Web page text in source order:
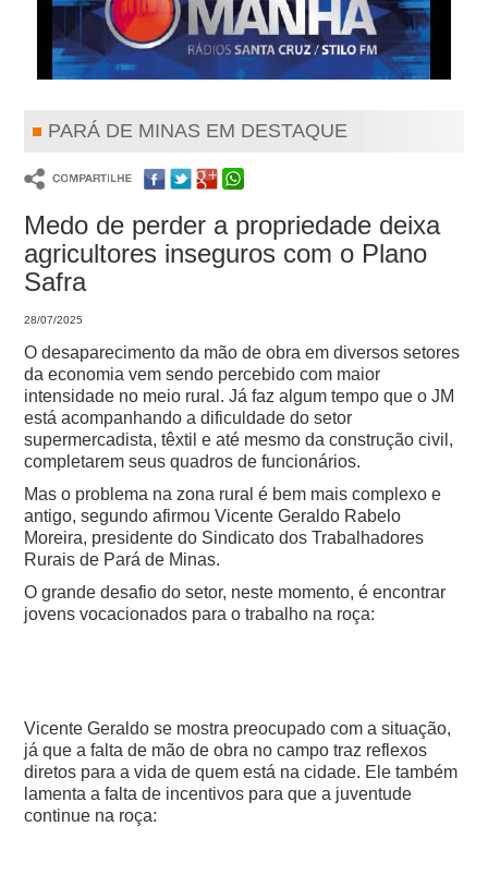
PARÁ DE MINAS EM DESTAQUE
Medo de perder a propriedade deixa
agricultores inseguros com o Plano
Safra
28/07/2025
O desaparecimento da mão de obra em diversos setores
da economia vem sendo percebido com maior
intensidade no meio rural.Já faz algum tempo que o JM
está acompanhando a dificuldade do setor
supermercadista, têxtil e até mesmo da construção civil,
completarem seus quadros de funcionários.
Mas o problema na zona rural é bem mais complexo e
antigo, segundo afirmou Vicente Geraldo Rabelo
Moreira, presidente do Sindicato dos Trabalhadores
Rurais de Pará de Minas.
O grande desafio do setor, neste momento, é encontrar
jovens vocacionados para o trabalho na roça:
Vicente Geraldo se mostra preocupado com a situação,
já que a falta de mão de obra no campo traz reflexos
diretos para a vida de quem está na cidade. Ele também
lamenta a falta de incentivos para que a juventude
continue na roça: